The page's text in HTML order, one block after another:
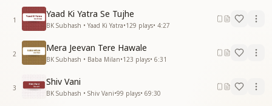
दुनिया को पाने चला था मैं पर किसीको अपना न बना सका
तुमको पाकर ओ मेरे बाबा सबका प्यारा होगया
बाबा बाबा प्यारे बाबा
बाबा बाबा मीठे बाबा
ढूंढी खुशी सुविधाओ में इनको बनाकर अपना
ढूंढी खुशी सुविधाओ में इनको बनाकर अपना
जकड़ लिया इन सबने मुझको हो न सका मैं अपना
दुनिया को पाने चला था मैं पर किसीको अपना न बना सका
1
Yaad Ki Yatra Se Tujhe
BK Subhash • Yaad Ki Yatra•129 plays• 4:27
2
Mera Jeevan Tere Hawale
BK Subhash • Baba Milan•123 plays• 6:31
3
Shiv Vani
BK Subhash • Shiv Vani•99 plays• 69:30